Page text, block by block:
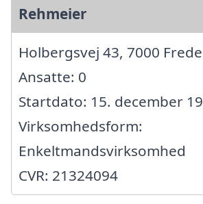
Rehmeier
Holbergsvej 43, 7000
Ansatte: 0
Startdato: 15. december
Virksomhedsform:
Enkeltmandsvirksomhed
CVR: 21324094